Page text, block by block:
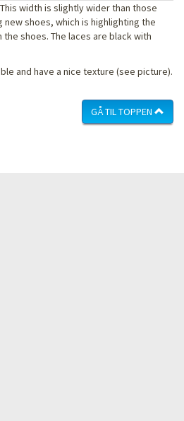
width is slightly wider than those
shoes, which is highlighting the
shoes. The laces are black with
and have a nice texture (see picture).
GÅ TIL TOPPEN